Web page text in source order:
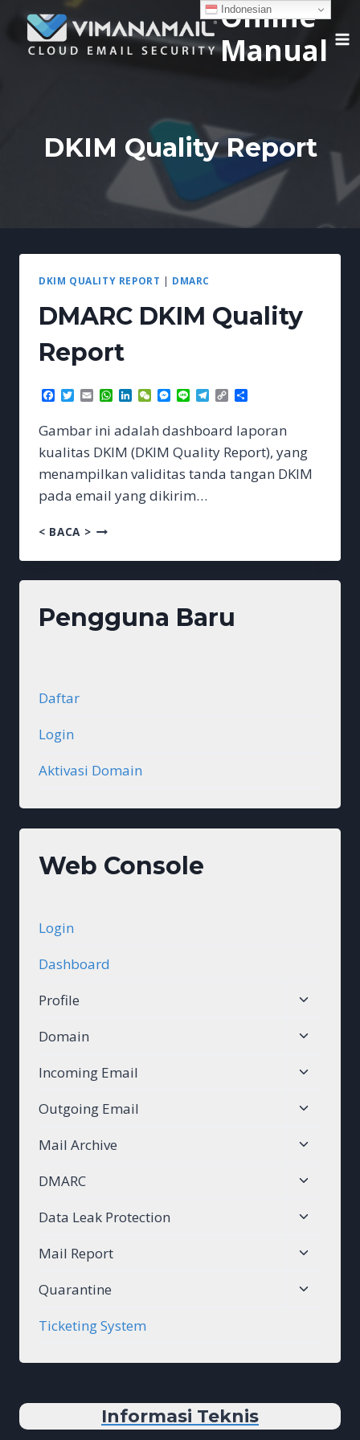
content
Online
Manual
DKIM Quality Report
DKIM QUALITY REPORT | DMARC
DMARC DKIM Quality
Report
Facebook
TwitterEmailWhatsApp
LinkedIn
WeChatMessenger
Line Telegram
Copy
Gambar ini adalah dashboard laporan
kualitas DKIM (DKIM Quality Report), yang
menampilkan validitas tanda tangan DKIM
pada email yang dikirim…
< BACA >DMARC
QUALITY
REPORT
Pengguna Baru
Daftar
Login
Aktivasi Domain
Web Console
Login
Dashboard
Profile
Toggle
menu
Domain
Toggle
menu
Incoming Email
Toggle
menu
Outgoing Email
Toggle
menu
Mail Archive
Toggle
menu
DMARC
Toggle
menu
Data Leak Protection
Toggle
menu
Mail Report
Toggle
menu
Quarantine
Toggle
Ticketing System
Informasi Teknis
Indonesian